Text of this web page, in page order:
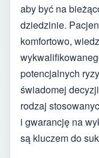
aby być na
dziedzinie.
komfortowo,
potencjalnych
świadomej
rodzaj
i gwarancję na
są kluczem do